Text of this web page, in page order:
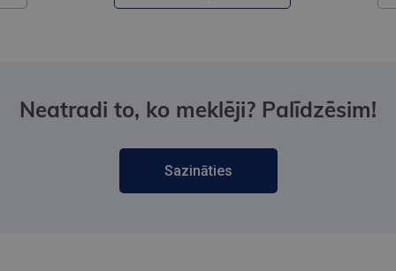
Neatradi to, ko meklēji? Palīdzēsim!
Sazināties